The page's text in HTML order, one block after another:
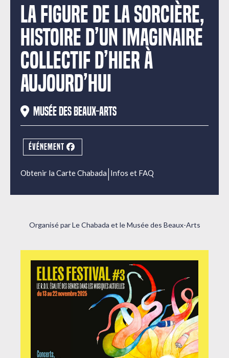
LA FIGURE DE LA SORCIÈRE,
HISTOIRE D’UN IMAGINAIRE
COLLECTIF D’HIER À
AUJOURD’HUI
Musée des Beaux-Arts
ÉVÉNEMENT
Obtenir la Carte Chabada| Infos et FAQ
Organisé par Le Chabada et le Musée des Beaux-Arts